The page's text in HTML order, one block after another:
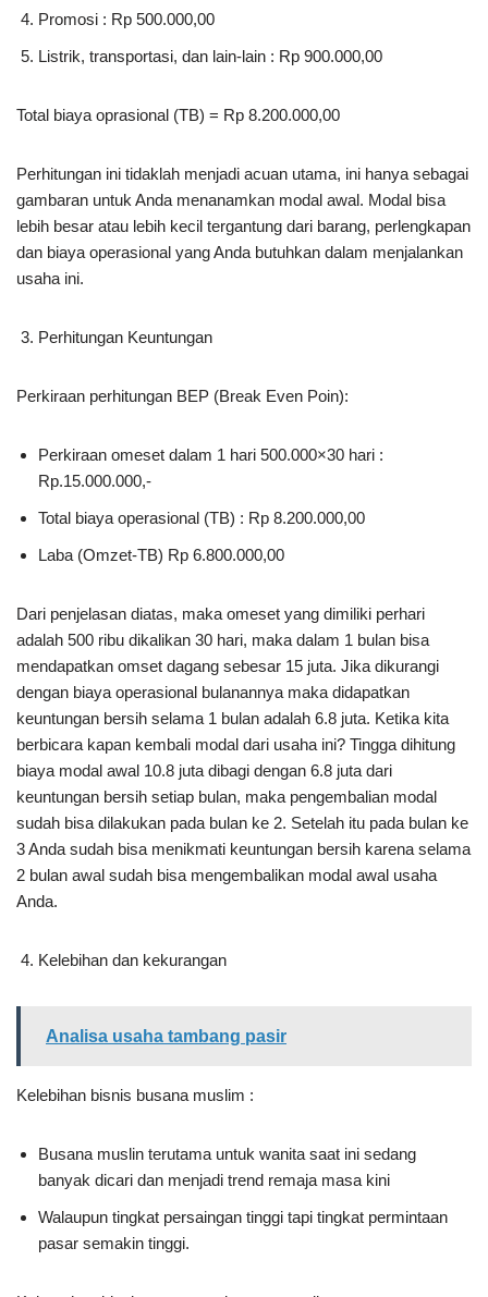
Promosi : Rp 500.000,00
Listrik, transportasi, dan lain-lain : Rp 900.000,00
Total biaya oprasional (TB) = Rp 8.200.000,00
Perhitungan ini tidaklah menjadi acuan utama, ini hanya sebagai
gambaran untuk Anda menanamkan modal awal. Modal bisa
lebih besar atau lebih kecil tergantung dari barang, perlengkapan
dan biaya operasional yang Anda butuhkan dalam menjalankan
usaha ini.
Perhitungan Keuntungan
Perkiraan perhitungan BEP (Break Even Poin):
Perkiraan omeset dalam 1 hari 500.000×30 hari :
Rp.15.000.000,-
Total biaya operasional (TB) : Rp 8.200.000,00
Laba (Omzet-TB) Rp 6.800.000,00
Dari penjelasan diatas, maka omeset yang dimiliki perhari
adalah 500 ribu dikalikan 30 hari, maka dalam 1 bulan bisa
mendapatkan omset dagang sebesar 15 juta. Jika dikurangi
dengan biaya operasional bulanannya maka didapatkan
keuntungan bersih selama 1 bulan adalah 6.8 juta. Ketika kita
berbicara kapan kembali modal dari usaha ini? Tingga dihitung
biaya modal awal 10.8 juta dibagi dengan 6.8 juta dari
keuntungan bersih setiap bulan, maka pengembalian modal
sudah bisa dilakukan pada bulan ke 2. Setelah itu pada bulan ke
3 Anda sudah bisa menikmati keuntungan bersih karena selama
2 bulan awal sudah bisa mengembalikan modal awal usaha
Anda.
Kelebihan dan kekurangan
Analisa usaha tambang pasir
Kelebihan bisnis busana muslim :
Busana muslin terutama untuk wanita saat ini sedang
banyak dicari dan menjadi trend remaja masa kini
Walaupun tingkat persaingan tinggi tapi tingkat permintaan
pasar semakin tinggi.